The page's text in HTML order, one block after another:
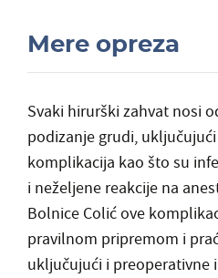
Mere opreza
Svaki hirurški zahvat nosi
podizanje grudi,
komplikacija kao što su
i neželjene reakcije na
Bolnice Colić ove
pravilnom pripremom i
uključujući i preoperativne